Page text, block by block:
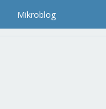
Mikroblog